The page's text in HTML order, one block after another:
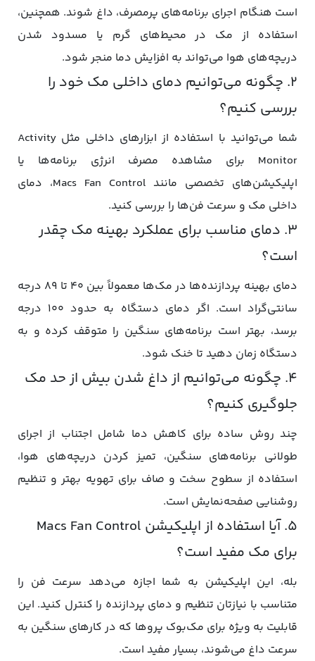
است هنگام اجرای برنامه‌های پرمصرف، داغ شوند. همچنین،
استفاده از مک در محیط‌های گرم یا مسدود شدن
دریچه‌های هوا می‌تواند به افزایش دما منجر شود.
۲. چگونه می‌توانیم دمای داخلی مک خود را
بررسی کنیم؟
شما می‌توانید با استفاده از ابزارهای داخلی مثل Activity
Monitor برای مشاهده مصرف انرژی برنامه‌ها یا
اپلیکیشن‌های تخصصی مانند Macs Fan Control، دمای
داخلی مک و سرعت فن‌ها را بررسی کنید.
۳. دمای مناسب برای عملکرد بهینه مک چقدر
است؟
دمای بهینه پردازنده‌ها در مک‌ها معمولاً بین ۴۰ تا ۸۹ درجه
سانتی‌گراد است. اگر دمای دستگاه به حدود ۱۰۰ درجه
برسد، بهتر است برنامه‌های سنگین را متوقف کرده و به
دستگاه زمان دهید تا خنک شود.
۴. چگونه می‌توانیم از داغ شدن بیش از حد مک
جلوگیری کنیم؟
چند روش ساده برای کاهش دما شامل اجتناب از اجرای
طولانی برنامه‌های سنگین، تمیز کردن دریچه‌های هوا،
استفاده از سطوح سخت و صاف برای تهویه بهتر و تنظیم
روشنایی صفحه‌نمایش است.
۵. آیا استفاده از اپلیکیشن Macs Fan Control
برای مک مفید است؟
بله، این اپلیکیشن به شما اجازه می‌دهد سرعت فن را
متناسب با نیازتان تنظیم و دمای پردازنده را کنترل کنید. این
قابلیت به ویژه برای مک‌بوک پروها که در کارهای سنگین به
سرعت داغ می‌شوند، بسیار مفید است.